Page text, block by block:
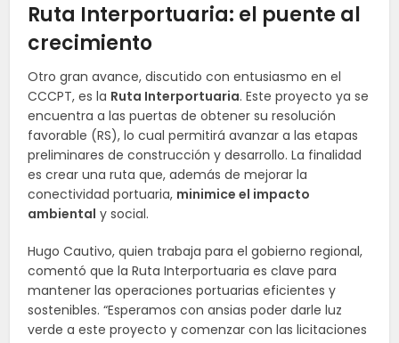
Ruta Interportuaria: el puente al
crecimiento
Otro gran avance, discutido con entusiasmo en el
CCCPT, es la Ruta Interportuaria. Este proyecto ya se
encuentra a las puertas de obtener su resolución
favorable (RS), lo cual permitirá avanzar a las etapas
preliminares de construcción y desarrollo. La finalidad
es crear una ruta que, además de mejorar la
conectividad portuaria, minimice el impacto
ambiental y social.
Hugo Cautivo, quien trabaja para el gobierno regional,
comentó que la Ruta Interportuaria es clave para
mantener las operaciones portuarias eficientes y
sostenibles. “Esperamos con ansias poder darle luz
verde a este proyecto y comenzar con las licitaciones